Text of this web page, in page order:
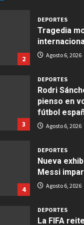
COCINA
Ensalada
deliciosa
COCINA
freidora de
COCINA
Buñuelos
2
DEPORTES
Tragedia
Agosto 6, 2026
3
DEPORTES
Rodri
pienso en
fútbol
Agosto 6, 2026
4
DEPORTES
Nueva
Messi
Agosto 6, 2026
DEPORTES
La FIFA